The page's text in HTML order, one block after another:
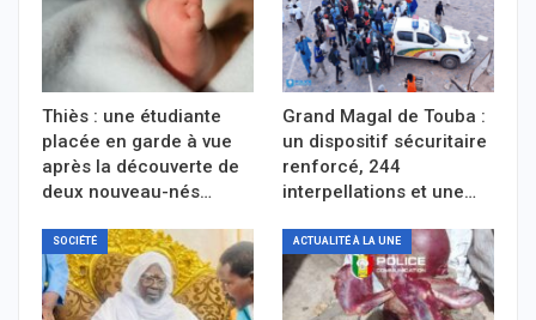
Thiès : une étudiante
placée en garde à vue
après la découverte de
deux nouveau-nés…
Grand Magal de Touba :
un dispositif sécuritaire
renforcé, 244
interpellations et une…
SOCIÉTÉ ACTUALITÉ À LA UNE